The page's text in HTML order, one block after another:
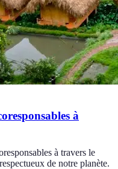
à
à travers le
de notre planète.